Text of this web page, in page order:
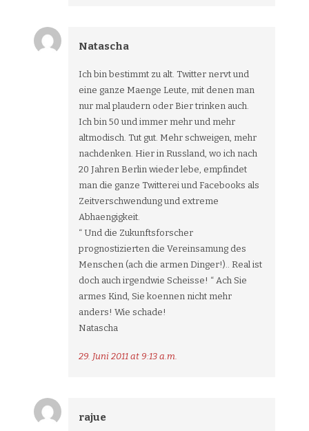
Natascha
Ich bin bestimmt zu alt. Twitter nervt und
eine ganze Maenge Leute, mit denen man
nur mal plaudern oder Bier trinken auch.
Ich bin 50 und immer mehr und mehr
altmodisch. Tut gut. Mehr schweigen, mehr
nachdenken. Hier in Russland, wo ich nach
20 Jahren Berlin wieder lebe, empfindet
man die ganze Twitterei und Facebooks als
Zeitverschwendung und extreme
Abhaengigkeit.
“ Und die Zukunftsforscher
prognostizierten die Vereinsamung des
Menschen (ach die armen Dinger!).. Real ist
doch auch irgendwie Scheisse! “ Ach Sie
armes Kind, Sie koennen nicht mehr
anders! Wie schade!
Natascha
29. Juni 2011 at 9:13 a.m.
rajue